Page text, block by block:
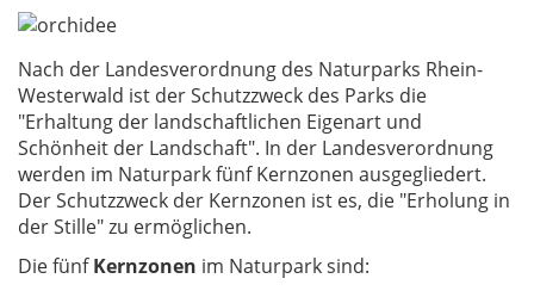
Nach der Landesverordnung des Naturparks Rhein-
Westerwald ist der Schutzzweck des Parks die
"Erhaltung der landschaftlichen Eigenart und
Schönheit der Landschaft". In der Landesverordnung
werden im Naturpark fünf Kernzonen ausgegliedert.
Der Schutzzweck der Kernzonen ist es, die "Erholung in
der Stille" zu ermöglichen.
Die fünfKernzonen im Naturpark sind: